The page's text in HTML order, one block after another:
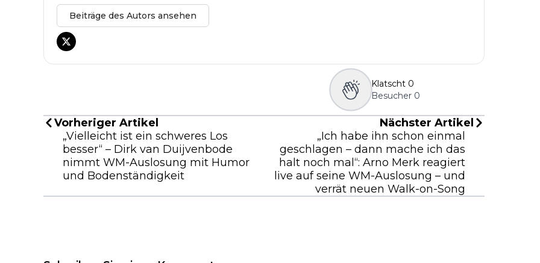
Beiträge des Autors ansehen
Klatscht 0
Besucher 0
Vorheriger Artikel
„Vielleicht ist ein schweres Los
besser“ – Dirk van Duijvenbode
nimmt WM-Auslosung mit Humor
und Bodenständigkeit
Nächster Artikel
„Ich habe ihn schon einmal
geschlagen – dann mache ich das
halt noch mal“: Arno Merk reagiert
live auf seine WM-Auslosung – und
verrät neuen Walk-on-Song